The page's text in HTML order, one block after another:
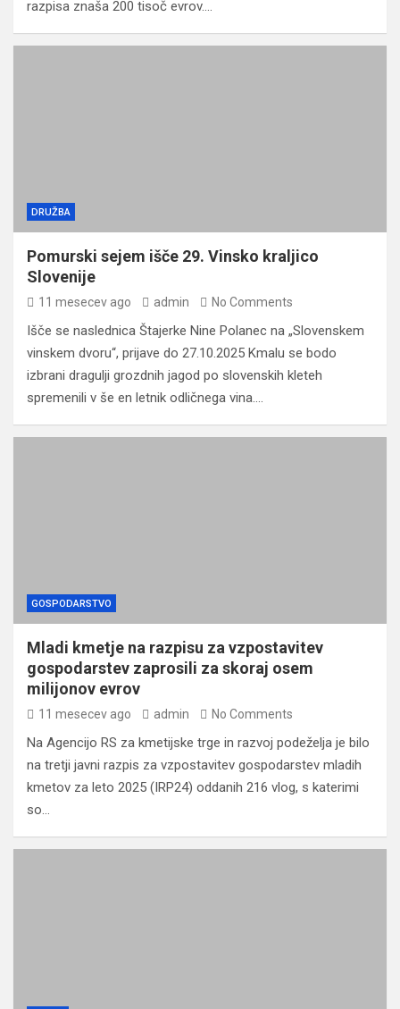
razpisa znaša 200 tisoč evrov.…
DRUŽBA
Pomurski sejem išče 29. Vinsko kraljico
Slovenije
11 mesecev ago admin No Comments
Išče se naslednica Štajerke Nine Polanec na „Slovenskem
vinskem dvoru“, prijave do 27.10.2025 Kmalu se bodo
izbrani dragulji grozdnih jagod po slovenskih kleteh
spremenili v še en letnik odličnega vina.…
GOSPODARSTVO
Mladi kmetje na razpisu za vzpostavitev
gospodarstev zaprosili za skoraj osem
milijonov evrov
11 mesecev ago admin No Comments
Na Agencijo RS za kmetijske trge in razvoj podeželja je bilo
na tretji javni razpis za vzpostavitev gospodarstev mladih
kmetov za leto 2025 (IRP24) oddanih 216 vlog, s katerimi
so…